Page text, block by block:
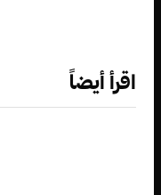
اقرأ أيضاً